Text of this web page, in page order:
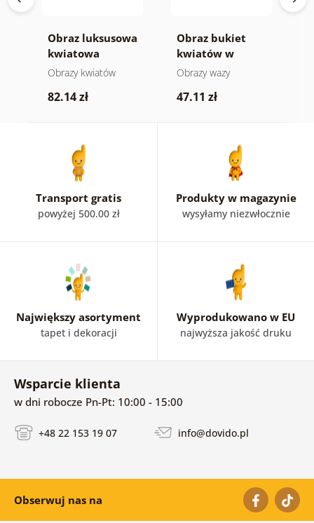
Obraz luksusowa
kwiatowa
harmonia
Obrazy kwiatów
82.14 zł
Obraz bukiet
kwiatów w
czarnej wazie
Obrazy wazy
47.11 zł
Transport gratis
powyżej 500.00 zł
Produkty w magazynie
wysyłamy niezwłocznie
Największy asortyment
tapet i dekoracji
Wyprodukowano w EU
najwyższa jakość druku
Wsparcie klienta
w dni robocze Pn-Pt: 10:00 - 15:00
+48 22 153 19 07 info@dovido.pl
Obserwuj nas na